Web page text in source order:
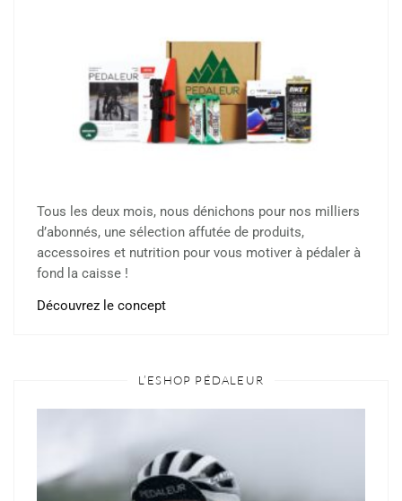
Tous les deux mois, nous dénichons pour nos milliers
d’abonnés, une sélection affutée de produits,
accessoires et nutrition pour vous motiver à pédaler à
fond la caisse !
Découvrez le concept
L’ESHOP PÉDALEUR